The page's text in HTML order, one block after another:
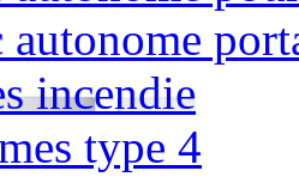
autonome
incendie
type 4